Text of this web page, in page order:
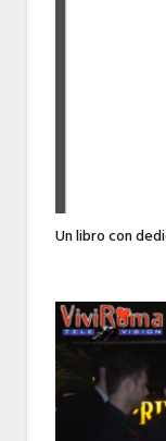
Un libro con